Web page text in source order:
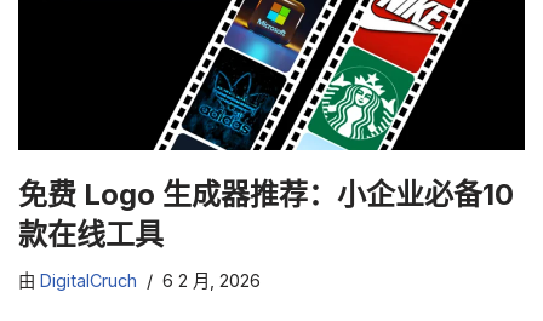
免费 Logo 生成器推荐：小企业必备10
款在线工具
由 DigitalCruch 6 2 月, 2026